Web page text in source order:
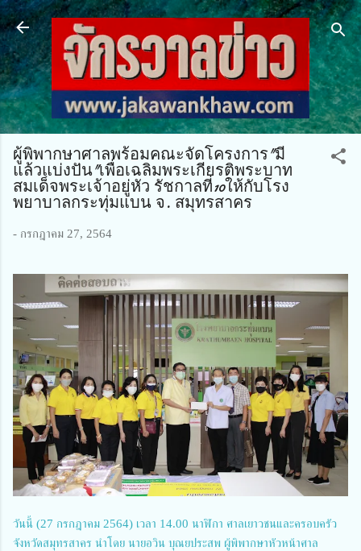
ข้ามไปที่เนื้อหาหลัก
ผู้พิพากษาศาลพร้อมคณะจัดโครงการ"มี
แล้วแบ่งปัน"เพื่อเฉลิมพระเกียรติพระบาท
สมเด็จพระเจ้าอยู่หัว รัชกาลที่10ให้กับโรง
พยาบาลกระทุ่มแบน จ. สมุทรสาคร
- กรกฎาคม 27, 2564
วันนี้ (27 กรกฎาคม 2564) เวลา 14.00 นาฬิกา ศาลเยาวชนและครอบครัว
จังหวัดสมุทรสาคร นำโดย นายอวิน บุณยประสพ ผู้พิพากษาหัวหน้าศาล